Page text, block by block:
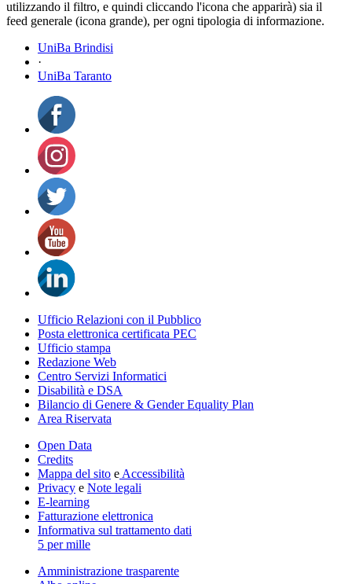
utilizzando il filtro, e quindi cliccando l'icona che apparirà) sia il
feed generale (icona grande), per ogni tipologia di informazione.
UniBa Brindisi
·
UniBa Taranto
Ufficio Relazioni con il Pubblico
Posta elettronica certificata PEC
Ufficio stampa
Redazione Web
Centro Servizi Informatici
Disabilità e DSA
Bilancio di Genere & Gender Equality Plan
Area Riservata
Open Data
Credits
Mappa del sito e Accessibilità
Privacy e Note legali
E-learning
Fatturazione elettronica
Informativa sul trattamento dati
5 per mille
Amministrazione trasparente